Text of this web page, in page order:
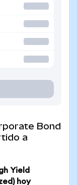
Bond
a
Yield
hoy